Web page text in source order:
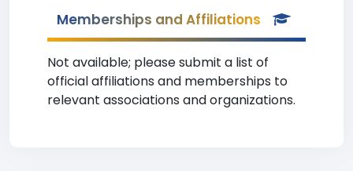
Memberships and Affiliations
Not available; please submit a list of
official affiliations and memberships to
relevant associations and organizations.